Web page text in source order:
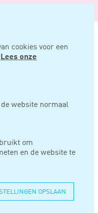
cookies voor een
Lees onze
website normaal
om
en de website te
OPSLAAN
zijn
wordt omgekeerd en
de Belastingdienst